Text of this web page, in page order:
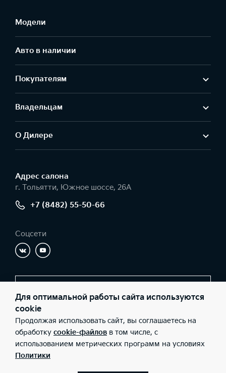
Модели
Авто в наличии
Покупателям
Владельцам
О Дилере
Адрес салонa
г. Тольятти, Южное шоссе, 26А
+7 (8482) 55-50-66
Соцсети
© 2026 Юридические лица ООО «Имола» (Фактический адрес: г.
Тольятти, Южное шоссе, 26А; Телефон: +7 (8482) 55-50-66; ИНН:
6321067760; ОГРН: 1036301017280), ООО «Киа Россия и СНГ»
(Фактический адрес: г.Москва, Валовая 26; Телефон: 8 800 301
08 80; ИНН: 7728674093; ОГРН: 5087746291760) ведут
Для оптимальной работы сайта используются
cookie
Продолжая использовать сайт, вы соглашаетесь на
обработку cookie-файлов в том числе, с
использованием метрических программ на условиях
Политики